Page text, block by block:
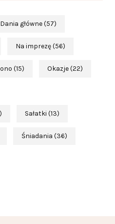
Dania główne(57)
Na imprezę(56)
(15) Okazje(22)
Sałatki (13)
Śniadania (36)